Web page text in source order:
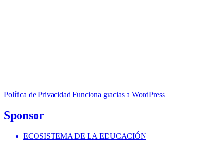
Política de Privacidad Funciona gracias a WordPress
Sponsor
ECOSISTEMA DE LA EDUCACIÓN